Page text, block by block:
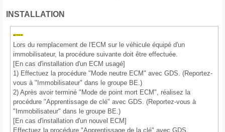
INSTALLATION
Lors du remplacement de l'ECM sur le véhicule équipé d'un
immobilisateur, la procédure suivante doit être effectuée.
[En cas d'installation d'un ECM usagé]
1) Effectuez la procédure "Mode neutre ECM" avec GDS. (Reportez-
vous à "Immobilisateur" dans le groupe BE.)
2) Après avoir terminé "Mode de point mort ECM", réalisez la
procédure "Apprentissage de clé" avec GDS. (Reportez-vous à
"Immobilisateur" dans le groupe BE.)
[En cas d'installation d'un nouvel ECM]
Effectuez la procédure "Apprentissage de la clé" avec GDS.